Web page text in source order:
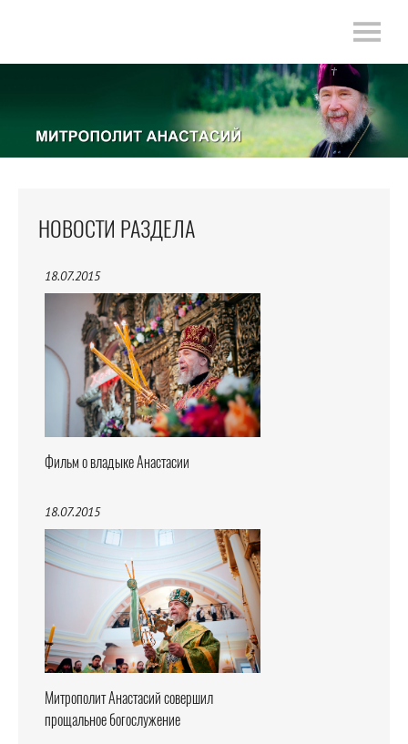
НОВОСТИ РАЗДЕЛА
18.07.2015
Фильм о владыке Анастасии
18.07.2015
Митрополит Анастасий совершил
прощальное богослужение